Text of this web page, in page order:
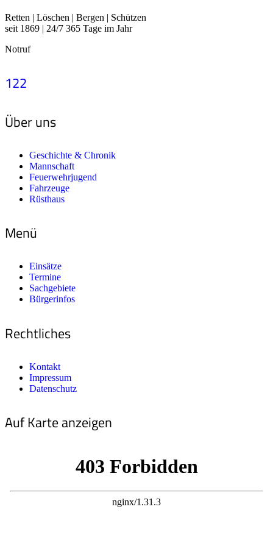
Retten | Löschen | Bergen | Schützen
seit 1869 | 24/7 365 Tage im Jahr
Notruf
122
Über uns
Geschichte & Chronik
Mannschaft
Feuerwehrjugend
Fahrzeuge
Rüsthaus
Menü
Einsätze
Termine
Sachgebiete
Bürgerinfos
Rechtliches
Kontakt
Impressum
Datenschutz
Auf Karte anzeigen